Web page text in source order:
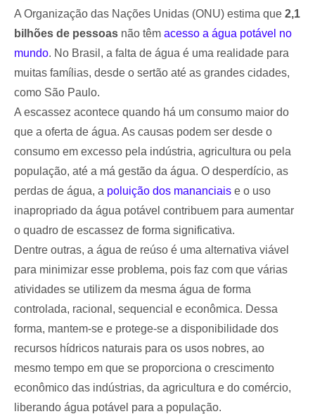
A Organização das Nações Unidas (ONU) estima que 2,1
bilhões de pessoas não têm acesso a água potável no
mundo. No Brasil, a falta de água é uma realidade para
muitas famílias, desde o sertão até as grandes cidades,
como São Paulo.
A escassez acontece quando há um consumo maior do
que a oferta de água. As causas podem ser desde o
consumo em excesso pela indústria, agricultura ou pela
população, até a má gestão da água. O desperdício, as
perdas de água, a poluição dos mananciais e o uso
inapropriado da água potável contribuem para aumentar
o quadro de escassez de forma significativa.
Dentre outras, a água de reúso é uma alternativa viável
para minimizar esse problema, pois faz com que várias
atividades se utilizem da mesma água de forma
controlada, racional, sequencial e econômica. Dessa
forma, mantem-se e protege-se a disponibilidade dos
recursos hídricos naturais para os usos nobres, ao
mesmo tempo em que se proporciona o crescimento
econômico das indústrias, da agricultura e do comércio,
liberando água potável para a população.